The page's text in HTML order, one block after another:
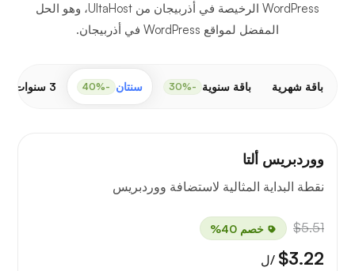
WordPress الرخيصة في أذربيجان من UltaHost، وهو الحل
المفضل لمواقع WordPress في أذربيجان.
باقة شهرية باقة سنوية -30% سنتان -40% 3 سنوات
ووردبريس ألتا
نقطة البداية المثالية لاستضافة ووردبريس
$5.51 خصم 40%
$3.22 /ل